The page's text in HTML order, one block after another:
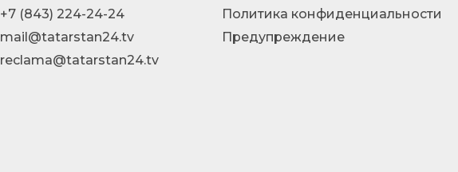
+7 (843) 224-24-24
mail@tatarstan24.tv
reclama@tatarstan24.tv
Политика конфиденциальности
Предупреждение